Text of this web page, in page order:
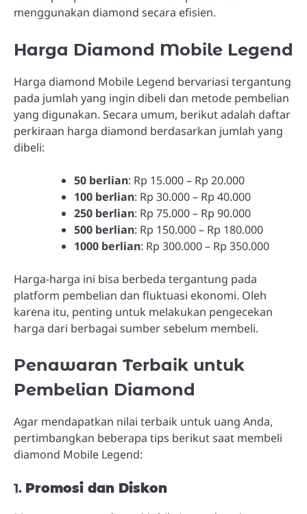
menggunakan diamond secara efisien.
Harga Diamond Mobile Legend
Harga diamond Mobile Legend bervariasi tergantung
pada jumlah yang ingin dibeli dan metode pembelian
yang digunakan. Secara umum, berikut adalah daftar
perkiraan harga diamond berdasarkan jumlah yang
dibeli:
50 berlian: Rp 15.000 – Rp 20.000
100 berlian: Rp 30.000 – Rp 40.000
250 berlian: Rp 75.000 – Rp 90.000
500 berlian: Rp 150.000 – Rp 180.000
1000 berlian: Rp 300.000 – Rp 350.000
Harga-harga ini bisa berbeda tergantung pada
platform pembelian dan fluktuasi ekonomi. Oleh
karena itu, penting untuk melakukan pengecekan
harga dari berbagai sumber sebelum membeli.
Penawaran Terbaik untuk
Pembelian Diamond
Agar mendapatkan nilai terbaik untuk uang Anda,
pertimbangkan beberapa tips berikut saat membeli
diamond Mobile Legend:
1. Promosi dan Diskon